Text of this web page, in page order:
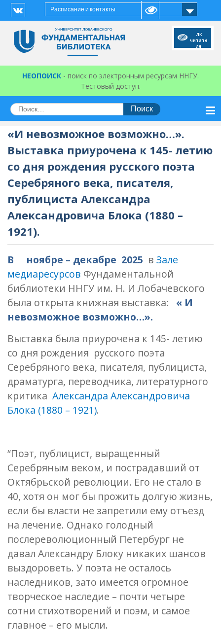
Перейти
Расписание и контакты
Vk
ЛК
читате
ля
НЕОПОИСК - поиск по электронным ресурсам ННГУ.
Тестовый доступ.
Искать:
«И невозможное возможно…».
Выставка приурочена к 145- летию
со дня рождения русского поэта
Серебряного века, писателя,
публициста Александра
Александровича Блока (1880 –
1921).
В ноябре – декабре 2025 в Зале
медиаресурсов Фундаментальной
библиотеки ННГУ им. Н. И Лобачевского
была открыта книжная выставка: « И
невозможное возможно…».
Выставка была приурочена к 145- летию
со дня рождения русского поэта
Серебряного века, писателя, публициста,
драматурга, переводчика, литературного
критика Александра Александровича
Блока (1880 – 1921).
“Поэт, публицист, выращенный
Серебряным веком, и пострадавший от
Октябрьской революции. Его не стало в
40, хотя он мог бы прожить долгую жизнь,
если бы власти не запретили ему отъезд
на лечение. Однако голодный
послереволюционный Петербург не
давал Александру Блоку никаких шансов
выздороветь. У поэта не осталось
наследников, зато имеется огромное
творческое наследие – почти четыре
сотни стихотворений и поэм, и самое
главное – его мысли.